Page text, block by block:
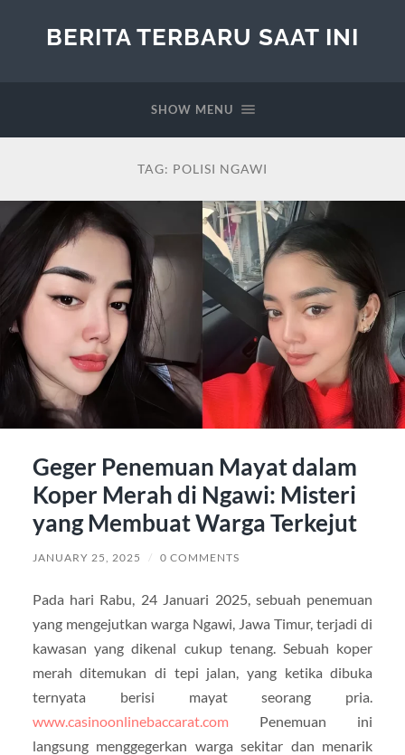
BERITA TERBARU SAAT INI
SHOW MENU
TAG: POLISI NGAWI
Geger Penemuan Mayat dalam
Koper Merah di Ngawi: Misteri
yang Membuat Warga Terkejut
JANUARY 25, 2025 / 0 COMMENTS
Pada hari Rabu, 24 Januari 2025, sebuah penemuan
yang mengejutkan warga Ngawi, Jawa Timur, terjadi di
kawasan yang dikenal cukup tenang. Sebuah koper
merah ditemukan di tepi jalan, yang ketika dibuka
ternyata berisi mayat seorang pria.
www.casinoonlinebaccarat.com Penemuan ini
langsung menggegerkan warga sekitar dan menarik